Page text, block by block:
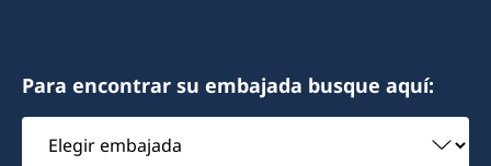
Para encontrar su embajada busque aquí:
Elegir
embajada